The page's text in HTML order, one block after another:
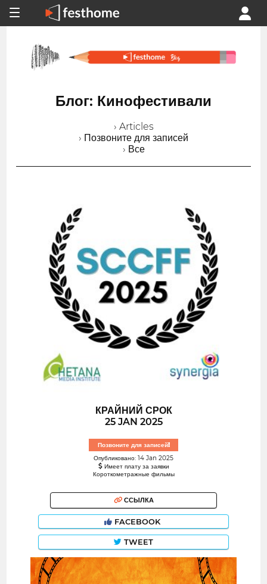
Блог: Кинофестивали
› Articles
› Позвоните для записей
› Все
КРАЙНИЙ СРОК
25 JAN 2025
Позвоните для записей!
Опубликовано: 14 Jan 2025
Имеет плату за заявки
Короткометражные фильмы
ССЫЛКА
FACEBOOK
TWEET